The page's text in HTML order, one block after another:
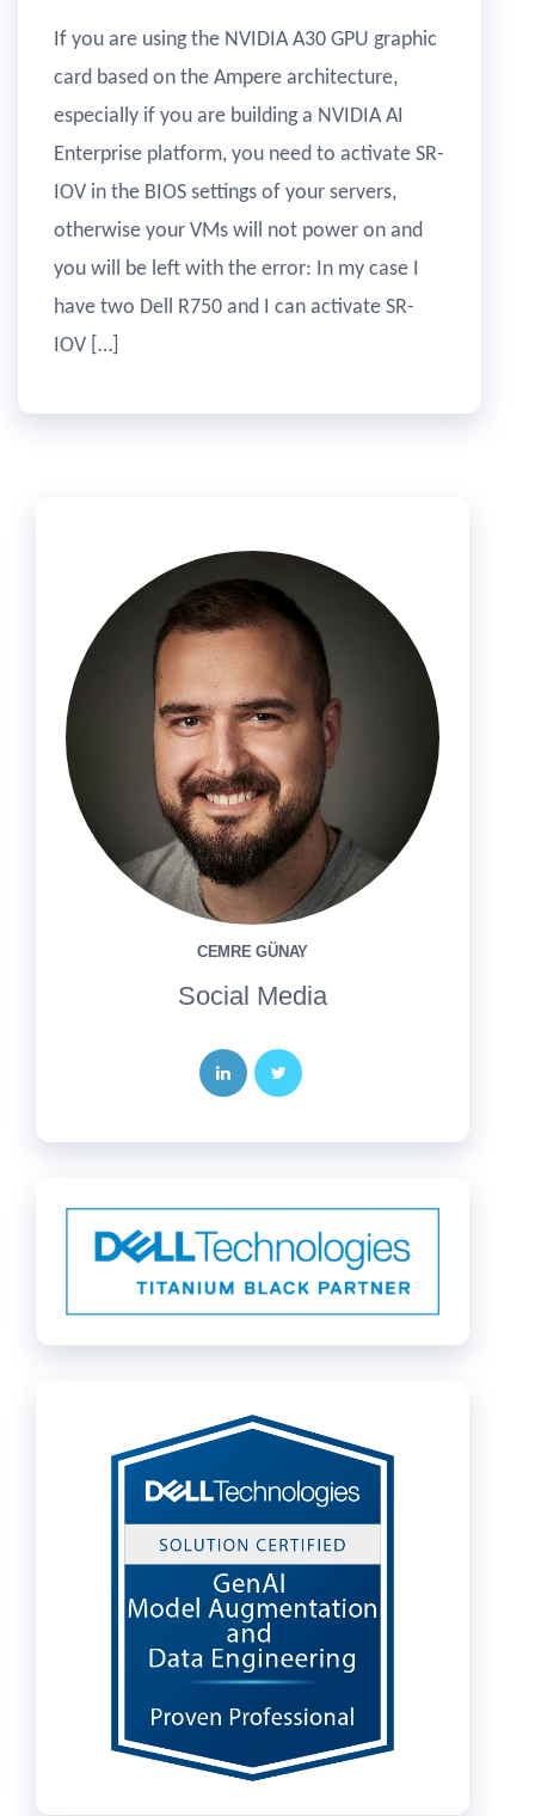
If you are using the NVIDIA A30 GPU graphic
card based on the Ampere architecture,
especially if you are building a NVIDIA AI
Enterprise platform, you need to activate SR-
IOV in the BIOS settings of your servers,
otherwise your VMs will not power on and
you will be left with the error: In my case I
have two Dell R750 and I can activate SR-
IOV […]
CEMRE GÜNAY
Social Media